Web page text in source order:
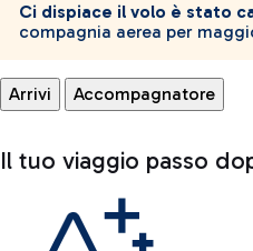
Ci dispiace il volo è stato
compagnia aerea per
Arrivi Accompagnatore
Il tuo viaggio passo